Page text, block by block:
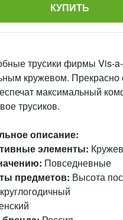
КУПИТЬ
трусики фирмы Vis-
кружевом. Прекрасно
максимальный
трусиков.
описание:
элементы:
Повседневные
предметов: Высота
круглогодичный